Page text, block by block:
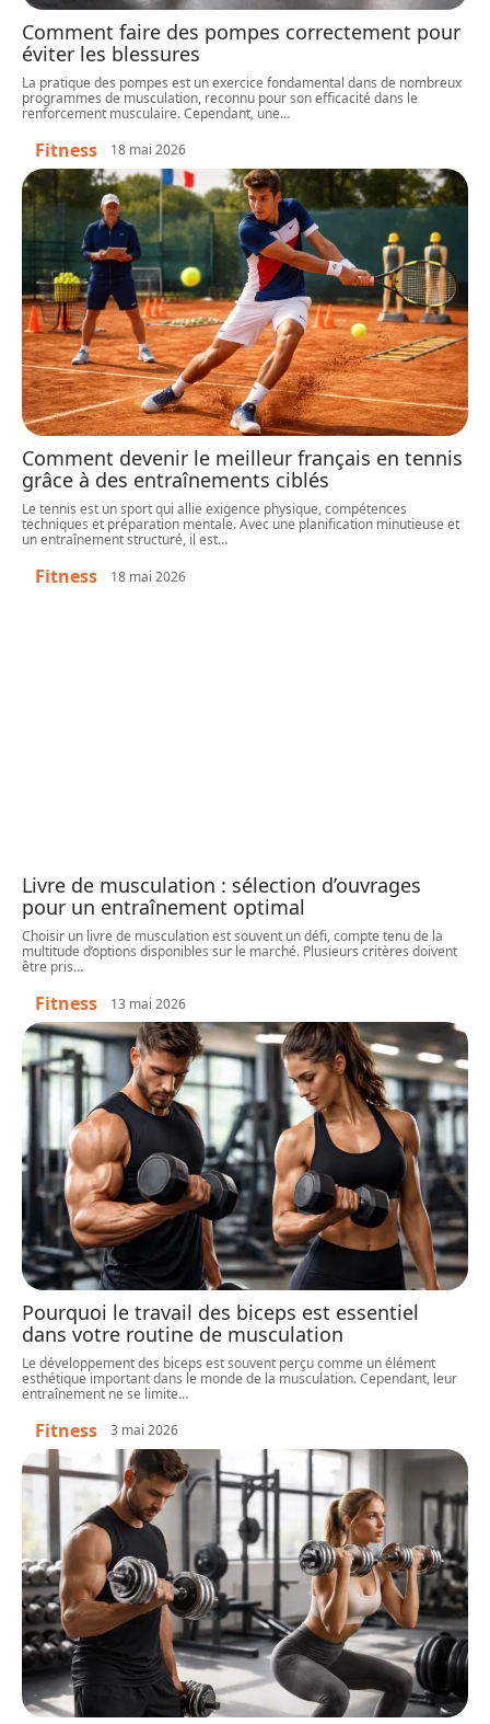
Comment faire des pompes correctement pour
éviter les blessures
La pratique des pompes est un exercice fondamental dans de nombreux
programmes de musculation, reconnu pour son efficacité dans le
renforcement musculaire. Cependant, une…
Fitness 18 mai 2026
Comment devenir le meilleur français en tennis
grâce à des entraînements ciblés
Le tennis est un sport qui allie exigence physique, compétences
techniques et préparation mentale. Avec une planification minutieuse et
un entraînement structuré, il est…
Fitness 18 mai 2026
Livre de musculation : sélection d’ouvrages
pour un entraînement optimal
Choisir un livre de musculation est souvent un défi, compte tenu de la
multitude d’options disponibles sur le marché. Plusieurs critères doivent
être pris…
Fitness 13 mai 2026
Pourquoi le travail des biceps est essentiel
dans votre routine de musculation
Le développement des biceps est souvent perçu comme un élément
esthétique important dans le monde de la musculation. Cependant, leur
entraînement ne se limite…
Fitness 3 mai 2026